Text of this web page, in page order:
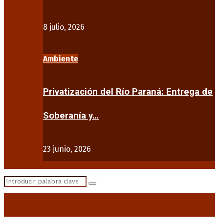
8 julio, 2026
Ambiente
Privatización del Río Paraná: Entrega de
Soberanía y…
23 junio, 2026
Search
Search